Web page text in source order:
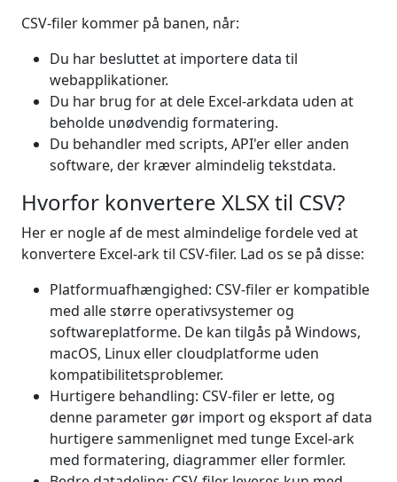
CSV-filer kommer på banen, når:
Du har besluttet at importere data til
webapplikationer.
Du har brug for at dele Excel-arkdata uden at
beholde unødvendig formatering.
Du behandler med scripts, API'er eller anden
software, der kræver almindelig tekstdata.
Hvorfor konvertere XLSX til CSV?
Her er nogle af de mest almindelige fordele ved at
konvertere Excel-ark til CSV-filer. Lad os se på disse:
Platformuafhængighed: CSV-filer er kompatible
med alle større operativsystemer og
softwareplatforme. De kan tilgås på Windows,
macOS, Linux eller cloudplatforme uden
kompatibilitetsproblemer.
Hurtigere behandling: CSV-filer er lette, og
denne parameter gør import og eksport af data
hurtigere sammenlignet med tunge Excel-ark
med formatering, diagrammer eller formler.